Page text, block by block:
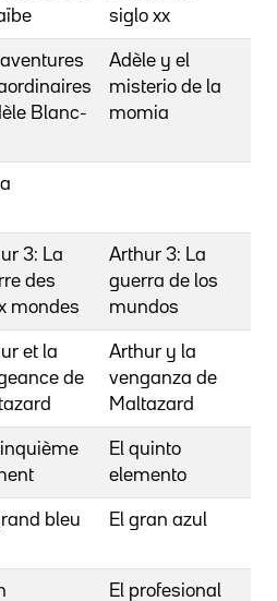
siglo xx
aventures
Blanc-
Adèle y el
misterio de la
momia
3: La
des
mondes
Arthur 3: La
guerra de los
mundos
et la
de
Arthur y la
venganza de
Maltazard
El quinto
elemento
bleu El gran azul
El profesional